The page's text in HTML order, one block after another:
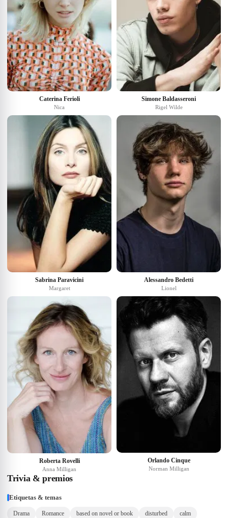
Caterina Ferioli
Nica
Simone Baldasseroni
Rigel Wilde
Sabrina Paravicini
Margaret
Alessandro Bedetti
Lionel
Roberta Rovelli
Anna Milligan
Orlando Cinque
Norman Milligan
Trivia & premios
Etiquetas & temas
Drama Romance based on novel or book disturbed
calm